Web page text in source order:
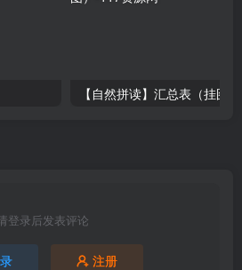
【自然拼读】汇总表（挂图）
登录后发表评论
注册